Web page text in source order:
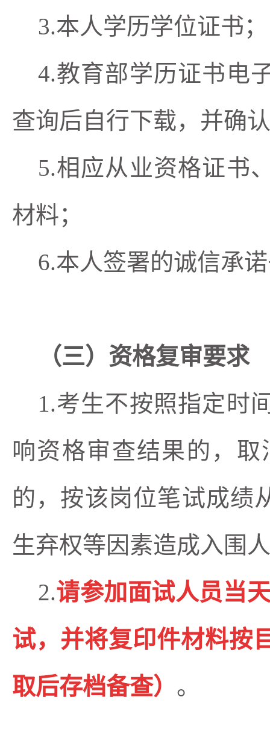
3.本人学历学位证书；
4.教育部学历证书电
查询后自行下载，并确
5.相应从业资格证书
材料；
6.本人签署的诚信承
（三）资格复审要求
1.考生不按照指定时
响资格审查结果的，
的，按该岗位笔试成绩
生弃权等因素造成入围
2.请参加面试人员当
试，并将复印件材料按
取后存档备查） 。